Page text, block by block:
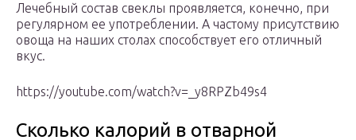
Лечебный состав свеклы проявляется, конечно, при
регулярном ее употреблении. А частому присутствию
овоща на наших столах способствует его отличный
вкус.
https://youtube.com/watch?v=_y8RPZb49s4
Сколько калорий в отварной